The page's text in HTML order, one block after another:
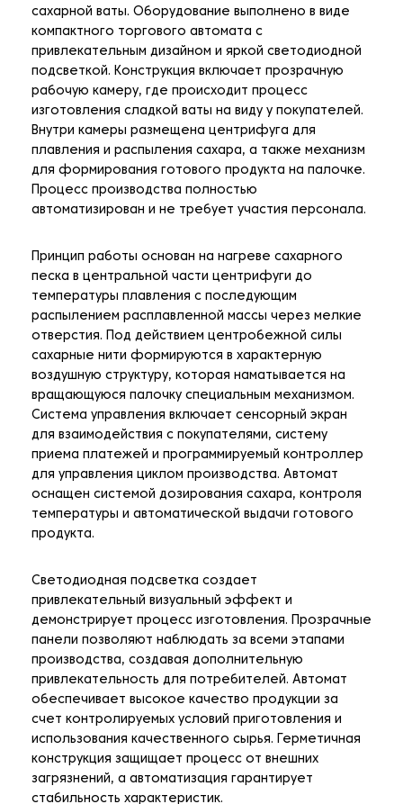
сахарной ваты. Оборудование выполнено в виде
компактного торгового автомата с
привлекательным дизайном и яркой светодиодной
подсветкой. Конструкция включает прозрачную
рабочую камеру, где происходит процесс
изготовления сладкой ваты на виду у покупателей.
Внутри камеры размещена центрифуга для
плавления и распыления сахара, а также механизм
для формирования готового продукта на палочке.
Процесс производства полностью
автоматизирован и не требует участия персонала.
Принцип работы основан на нагреве сахарного
песка в центральной части центрифуги до
температуры плавления с последующим
распылением расплавленной массы через мелкие
отверстия. Под действием центробежной силы
сахарные нити формируются в характерную
воздушную структуру, которая наматывается на
вращающуюся палочку специальным механизмом.
Система управления включает сенсорный экран
для взаимодействия с покупателями, систему
приема платежей и программируемый контроллер
для управления циклом производства. Автомат
оснащен системой дозирования сахара, контроля
температуры и автоматической выдачи готового
продукта.
Светодиодная подсветка создает
привлекательный визуальный эффект и
демонстрирует процесс изготовления. Прозрачные
панели позволяют наблюдать за всеми этапами
производства, создавая дополнительную
привлекательность для потребителей. Автомат
обеспечивает высокое качество продукции за
счет контролируемых условий приготовления и
использования качественного сырья. Герметичная
конструкция защищает процесс от внешних
загрязнений, а автоматизация гарантирует
стабильность характеристик.